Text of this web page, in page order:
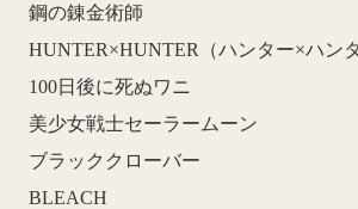
鋼の錬金術師
HUNTER×HUNTER（ハンター×ハンタ
100日後に死ぬワニ
美少女戦士セーラームーン
ブラッククローバー
BLEACH